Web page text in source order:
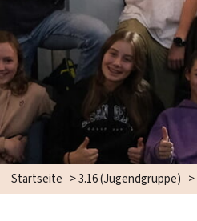
Startseite >3.16 (Jugendgruppe) >